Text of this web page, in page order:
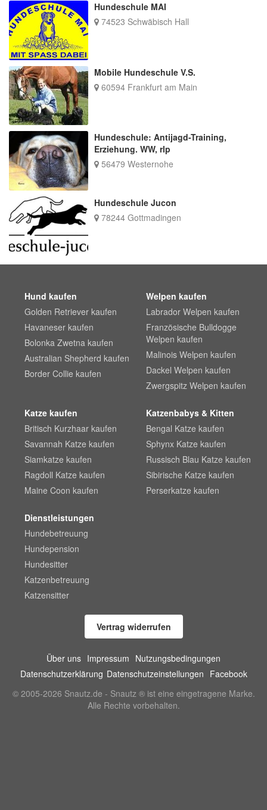
Hundeschule MAI
74523 Schwäbisch Hall
Mobile Hundeschule V.S.
60594 Frankfurt am Main
Hundeschule: Antijagd-Training,
Erziehung. WW, rlp
56479 Westernohe
Hundeschule Jucon
78244 Gottmadingen
Hund kaufen
Golden Retriever kaufen
Havaneser kaufen
Bolonka Zwetna kaufen
Australian Shepherd kaufen
Border Collie kaufen
Welpen kaufen
Labrador Welpen kaufen
Französische Bulldogge
Welpen kaufen
Malinois Welpen kaufen
Dackel Welpen kaufen
Zwergspitz Welpen kaufen
Katze kaufen
Britisch Kurzhaar kaufen
Savannah Katze kaufen
Siamkatze kaufen
Ragdoll Katze kaufen
Maine Coon kaufen
Katzenbabys & Kitten
Bengal Katze kaufen
Sphynx Katze kaufen
Russisch Blau Katze kaufen
Sibirische Katze kaufen
Perserkatze kaufen
Dienstleistungen
Hundebetreuung
Hundepension
Hundesitter
Katzenbetreuung
Katzensitter
Vertrag widerrufen
Über uns Impressum Nutzungsbedingungen
Datenschutzerklärung Datenschutzeinstellungen Facebook
© 2005-2026 Snautz.de - Snautz ® ist eine eingetragene Marke.
Alle Rechte vorbehalten.